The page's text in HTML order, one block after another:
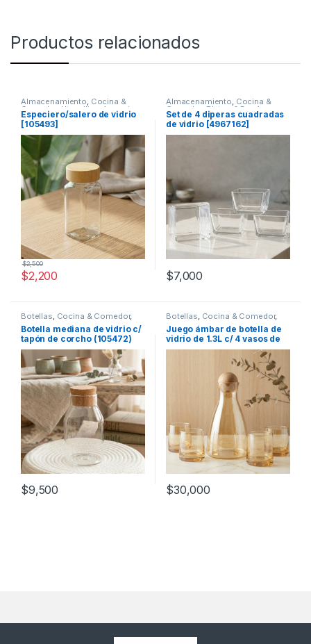
Productos relacionados
Almacenamiento, Cocina &
Comedor Utensilios de cocina
Especiero/salero de vidrio
[105493]
$2,200
$2,500
Almacenamiento, Cocina &
Comedor ,Platos & Bowls
Set de 4 diperas cuadradas
de vidrio [4967162]
$7,000
Botellas, Cocina & Comedor,
Recipientes para bebidas y
líquidos
Botella mediana de vidrio c/
tapón de corcho (105472)
$9,500
Botellas, Cocina & Comedor,
Recipientes para bebidas y
líquidos,Vasos
Juego ámbar de botella de
vidrio de 1.3L c/ 4 vasos de
260mL (56130)
$30,000